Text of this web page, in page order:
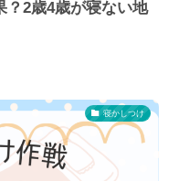
？2歳4歳が寝ない地
寝かしつけ